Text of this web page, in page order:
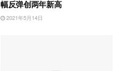
幅反弹创两年新高
2021年5月14日